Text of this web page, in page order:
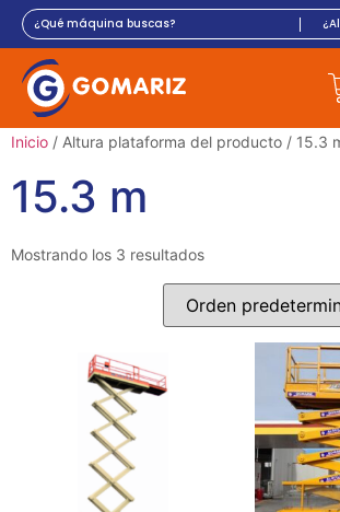
Inicio / Altura plataforma del producto / 15.3
15.3 m
Mostrando los 3 resultados